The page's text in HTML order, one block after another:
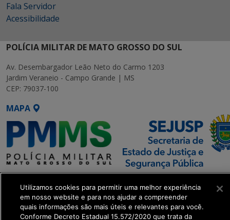
Fala Servidor
Acessibilidade
POLÍCIA MILITAR DE MATO GROSSO DO SUL
Av. Desembargador Leão Neto do Carmo 1203
Jardim Veraneio - Campo Grande | MS
CEP: 79037-100
MAPA
de Transformação Digital
get_footer();
Utilizamos cookies para permitir uma melhor experiência
em nosso website e para nos ajudar a compreender
quais informações são mais úteis e relevantes para você.
Conforme Decreto Estadual 15.572/2020 que trata da